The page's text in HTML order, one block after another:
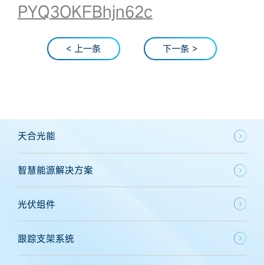
PYQ3OKFBhjn62c
< 上一条 下一条 >
天合光能
智慧能源解决方案
光伏组件
跟踪支架系统